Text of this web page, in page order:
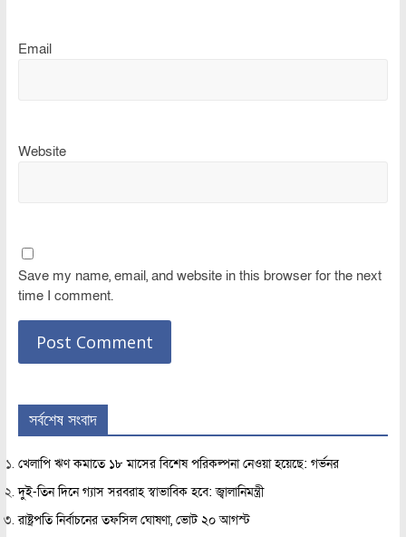
Email
Website
Save my name, email, and website in this browser for the next
time I comment.
সর্বশেষ সংবাদ
খেলাপি ঋণ কমাতে ১৮ মাসের বিশেষ পরিকল্পনা নেওয়া হয়েছে: গর্ভনর
দুই-তিন দিনে গ্যাস সরবরাহ স্বাভাবিক হবে: জ্বালানিমন্ত্রী
রাষ্ট্রপতি নির্বাচনের তফসিল ঘোষণা, ভোট ২০ আগস্ট